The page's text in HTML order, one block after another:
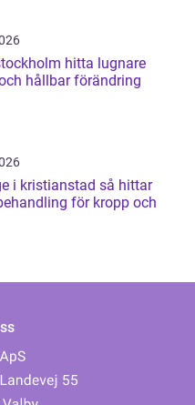
hitta lugnare
hållbar förändring
så hittar
för kropp och